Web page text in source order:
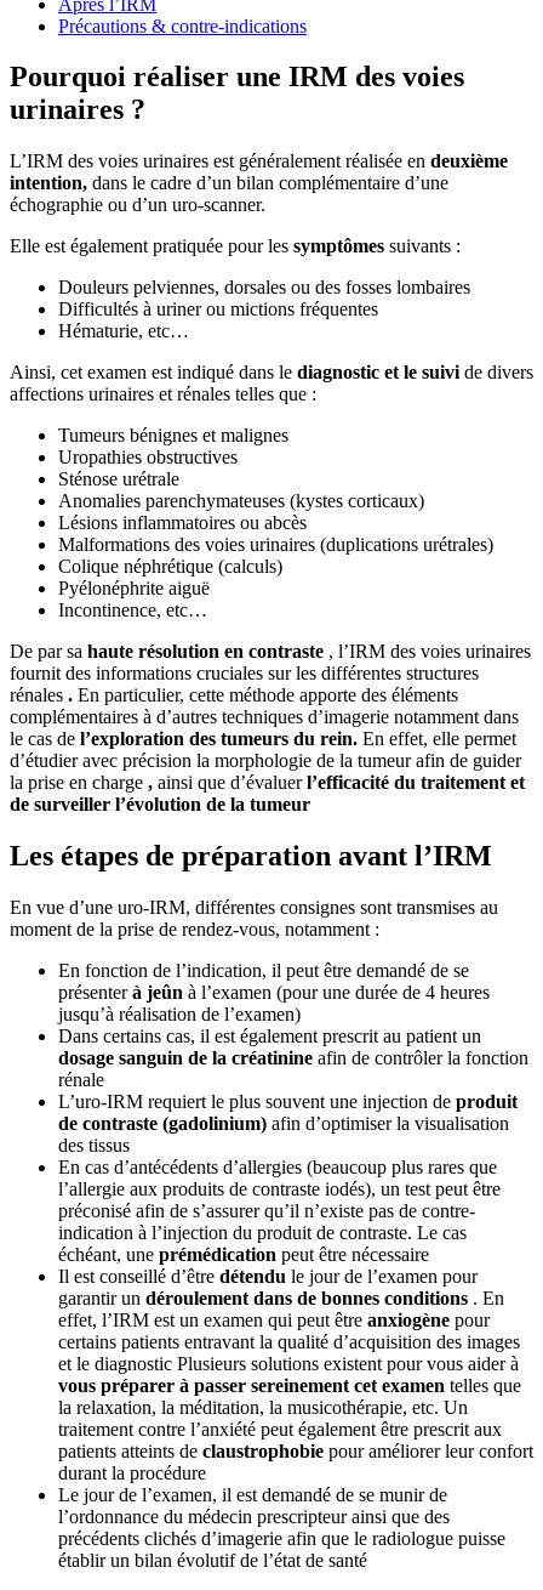
Précautions & contre-indications
Pourquoi réaliser une IRM des voies
urinaires ?
L’IRM des voies urinaires est généralement réalisée en deuxième
intention, dans le cadre d’un bilan complémentaire d’une
échographie ou d’un uro-scanner.
Elle est également pratiquée pour les symptômes suivants :
Douleurs pelviennes, dorsales ou des fosses lombaires
Difficultés à uriner ou mictions fréquentes
Hématurie, etc…
Ainsi, cet examen est indiqué dans le diagnostic et le suivi de divers
affections urinaires et rénales telles que :
Tumeurs bénignes et malignes
Uropathies obstructives
Sténose urétrale
Anomalies parenchymateuses (kystes corticaux)
Lésions inflammatoires ou abcès
Malformations des voies urinaires (duplications urétrales)
Colique néphrétique (calculs)
Pyélonéphrite aiguë
Incontinence, etc…
De par sa haute résolution en contraste , l’IRM des voies urinaires
fournit des informations cruciales sur les différentes structures
rénales . En particulier, cette méthode apporte des éléments
complémentaires à d’autres techniques d’imagerie notamment dans
le cas de l’exploration des tumeurs du rein. En effet, elle permet
d’étudier avec précision la morphologie de la tumeur afin de guider
la prise en charge , ainsi que d’évaluerl’efficacité du traitement et
de surveiller l’évolution de la tumeur
Les étapes de préparation avant l’IRM
En vue d’une uro-IRM, différentes consignes sont transmises au
moment de la prise de rendez-vous, notamment :
En fonction de l’indication, il peut être demandé de se
présenterà jeûn à l’examen (pour une durée de 4 heures
jusqu’à réalisation de l’examen)
Dans certains cas, il est également prescrit au patient un
dosage sanguin de la créatinine afin de contrôler la fonction
rénale
L’uro-IRM requiert le plus souvent une injection de produit
de contraste (gadolinium) afin d’optimiser la visualisation
des tissus
En cas d’antécédents d’allergies (beaucoup plus rares que
l’allergie aux produits de contraste iodés), un test peut être
préconisé afin de s’assurer qu’il n’existe pas de contre-
indication à l’injection du produit de contraste. Le cas
échéant, une prémédication peut être nécessaire
Il est conseillé d’être détendu le jour de l’examen pour
garantir un déroulement dans de bonnes conditions . En
effet, l’IRM est un examen qui peut être anxiogène pour
certains patients entravant la qualité d’acquisition des images
et le diagnostic Plusieurs solutions existent pour vous aider à
vous préparer à passer sereinement cet examen telles que
la relaxation, la méditation, la musicothérapie, etc. Un
traitement contre l’anxiété peut également être prescrit aux
patients atteints de claustrophobie pour améliorer leur confort
durant la procédure
Le jour de l’examen, il est demandé de se munir de
l’ordonnance du médecin prescripteur ainsi que des
précédents clichés d’imagerie afin que le radiologue puisse
établir un bilan évolutif de l’état de santé